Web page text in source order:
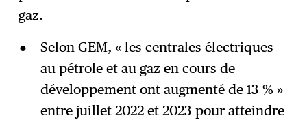
gaz.
Selon GEM, « les centrales électriques
au pétrole et au gaz en cours de
développement ont augmenté de 13 % »
entre juillet 2022 et 2023 pour atteindre